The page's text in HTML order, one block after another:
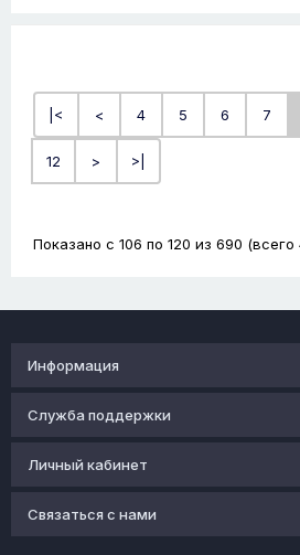
|< < 4 5 6 7
12 > >|
Показано с 106 по 120 из 690 (всего
Информация
Служба поддержки
Личный кабинет
Связаться с нами